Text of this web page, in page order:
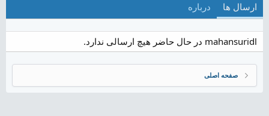
ارسال ها درباره
mahansuridl در حال حاضر هیچ ارسالی ندارد.
صفحه اصلی